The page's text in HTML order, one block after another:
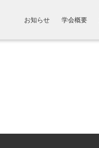
お知らせ 学会概要